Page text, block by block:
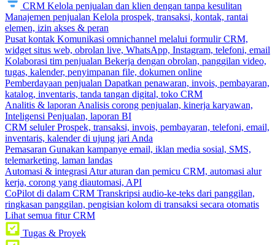
CRM Kelola penjualan dan klien dengan tanpa kesulitan
Manajemen penjualan Kelola prospek, transaksi, kontak, rantai
elemen, izin akses & peran
Pusat kontak Komunikasi omnichannel melalui formulir CRM,
widget situs web, obrolan live, WhatsApp, Instagram, telefoni, email
Kolaborasi tim penjualan Bekerja dengan obrolan, panggilan video,
tugas, kalender, penyimpanan file, dokumen online
Pemberdayaan penjualan Dapatkan penawaran, invois, pembayaran,
katalog, inventaris, tanda tangan digital, toko CRM
Analitis & laporan Analisis corong penjualan, kinerja karyawan,
Inteligensi Penjualan, laporan BI
CRM seluler Prospek, transaksi, invois, pembayaran, telefoni, email,
inventaris, kalender di ujung jari Anda
Pemasaran Gunakan kampanye email, iklan media sosial, SMS,
telemarketing, laman landas
Automasi & integrasi Atur aturan dan pemicu CRM, automasi alur
kerja, corong yang diautomasi, API
CoPilot di dalam CRM Transkripsi audio-ke-teks dari panggilan,
ringkasan panggilan, pengisian kolom di transaksi secara otomatis
Lihat semua fitur CRM
Tugas & Proyek